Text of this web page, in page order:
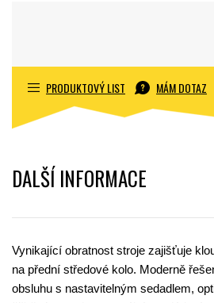
PRODUKTOVÝ LIST MÁM DOTAZ
DALŠÍ INFORMACE
Vynikající obratnost stroje zajišťuje
na přední středové kolo. Moderně
obsluhu s nastavitelným sedadlem,